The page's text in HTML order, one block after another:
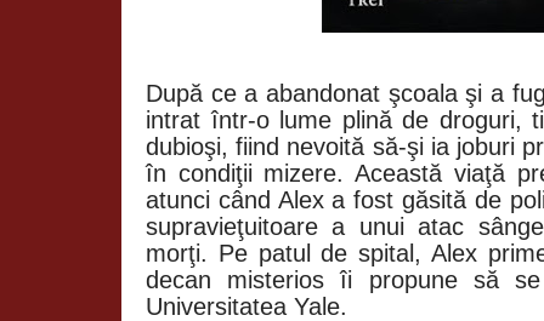
După ce a abandonat şcoala şi a
intrat într-o lume plină de droguri,
dubioşi, fiind nevoită să-şi ia joburi
în condiţii mizere. Această viaţă
atunci când Alex a fost găsită de
supravieţuitoare a unui atac
morţi. Pe patul de spital, Alex
decan misterios îi propune să
Universitatea Yale.